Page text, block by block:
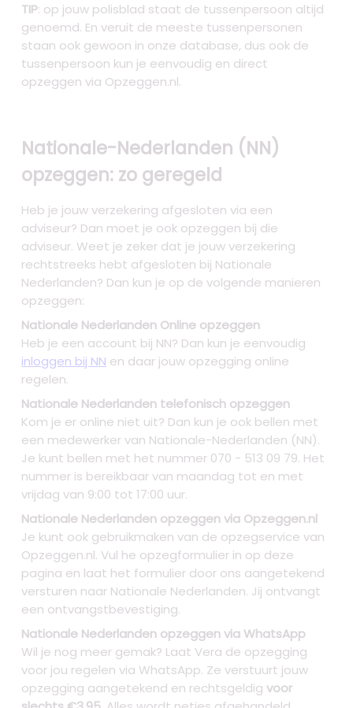
TIP: op jouw polisblad staat de tussenpersoon altijd
genoemd. En veruit de meeste tussenpersonen
staan ook gewoon in onze database, dus ook de
tussenpersoon kun je eenvoudig en direct
opzeggen via Opzeggen.nl.
Nationale-Nederlanden (NN)
opzeggen: zo geregeld
Heb je jouw verzekering afgesloten via een
adviseur? Dan moet je ook opzeggen bij die
adviseur. Weet je zeker dat je jouw verzekering
rechtstreeks hebt afgesloten bij Nationale
Nederlanden? Dan kun je op de volgende manieren
opzeggen:
Nationale Nederlanden Online opzeggen
Heb je een account bij NN? Dan kun je eenvoudig
inloggen bij NN en daar jouw opzegging online
regelen.
Nationale Nederlanden telefonisch opzeggen
Kom je er online niet uit? Dan kun je ook bellen met
een medewerker van Nationale-Nederlanden (NN).
Je kunt bellen met het nummer 070 - 513 09 79. Het
nummer is bereikbaar van maandag tot en met
vrijdag van 9:00 tot 17:00 uur.
Nationale Nederlanden opzeggen via Opzeggen.nl
Je kunt ook gebruikmaken van de opzegservice van
Opzeggen.nl. Vul he opzegformulier in op deze
pagina en laat het formulier door ons aangetekend
versturen naar Nationale Nederlanden. Jij ontvangt
een ontvangstbevestiging.
Nationale Nederlanden opzeggen via WhatsApp
Wil je nog meer gemak? Laat Vera de opzegging
voor jou regelen via WhatsApp. Ze verstuurt jouw
opzegging aangetekend en rechtsgeldig voor